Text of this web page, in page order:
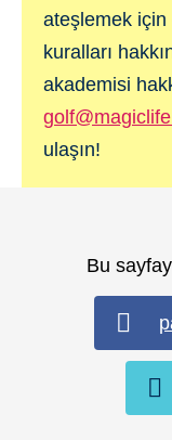
ateşlemek için
kuralları
akademisi
ulaşın!
Bu